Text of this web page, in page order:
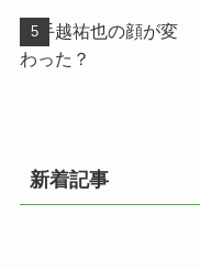
新着記事